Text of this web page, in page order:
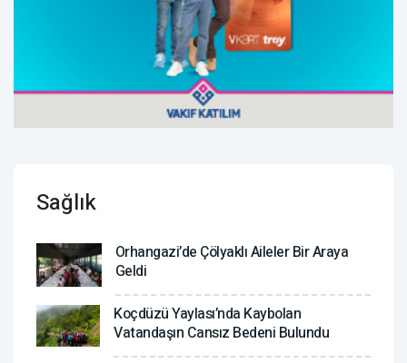
Sağlık
Orhangazi’de Çölyaklı Aileler Bir Araya
Geldi
Koçdüzü Yaylası’nda Kaybolan
Vatandaşın Cansız Bedeni Bulundu